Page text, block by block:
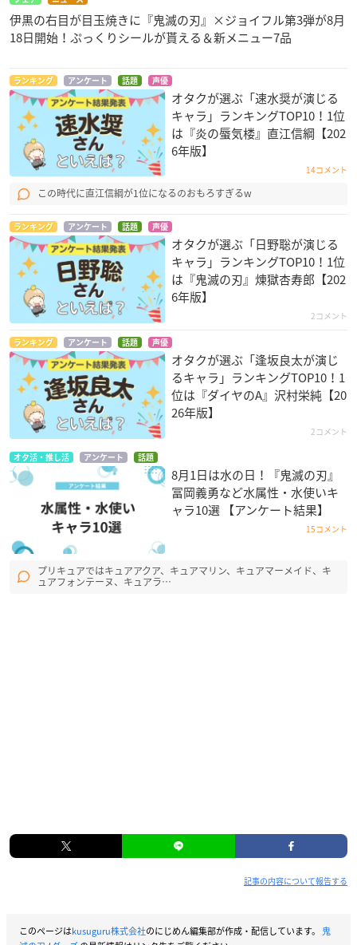
伊黒の右目が目玉焼きに『鬼滅の刃』×ジョイフル第3弾が8月
18日開始！ぷっくりシールが貰える＆新メニュー7品
ランキング アンケート 話題 声優
オタクが選ぶ「速水奨が演じる
キャラ」ランキングTOP10！1位
は『炎の蜃気楼』直江信綱【202
6年版】
14コメント
この時代に直江信綱が1位になるのおもろすぎるw
ランキング アンケート 話題 声優
オタクが選ぶ「日野聡が演じる
キャラ」ランキングTOP10！1位
は『鬼滅の刃』煉󠄁獄杏寿郎【202
6年版】
2コメント
ランキング アンケート 話題 声優
オタクが選ぶ「逢坂良太が演じ
るキャラ」ランキングTOP10！1
位は『ダイヤのA』沢村栄純【20
26年版】
2コメント
オタ活・推し活 アンケート 話題
8月1日は水の日！『鬼滅の刃』
冨岡義勇など水属性・水使いキ
ャラ10選 【アンケート結果】
15コメント
プリキュアではキュアアクア、キュアマリン、キュアマーメイド、キ
ュアフォンテーヌ、キュアラ…
記事の内容について報告する
このページはkusuguru株式会社のにじめん編集部が作成・配信しています。 鬼